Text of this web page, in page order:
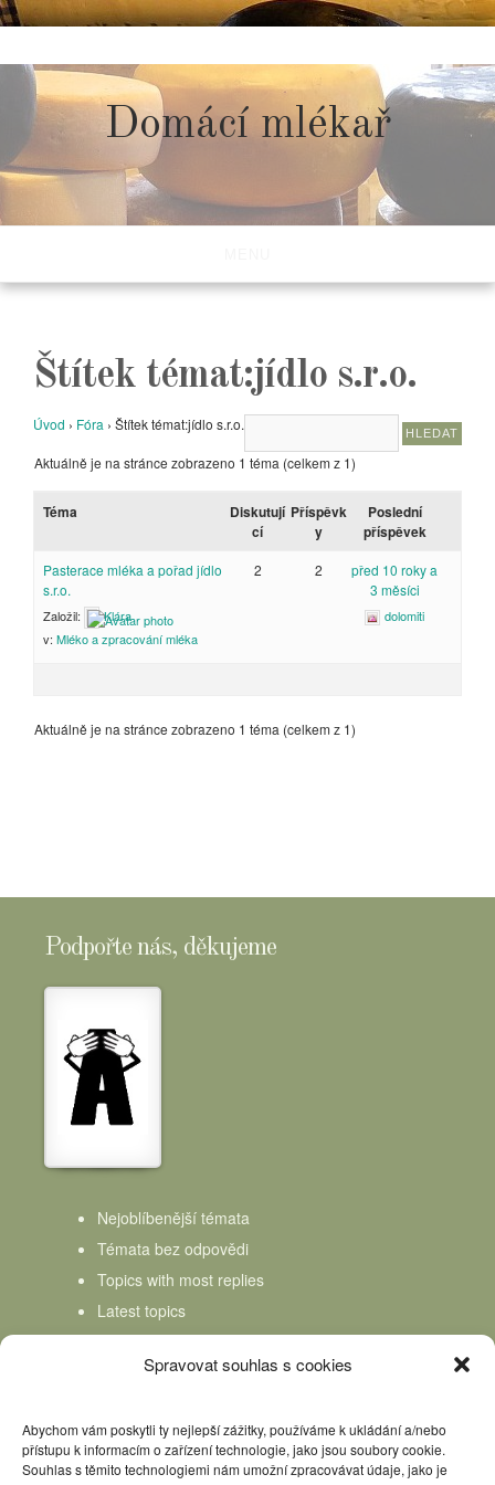
Spravovat souhlas s cookies
Abychom vám poskytli ty nejlepší zážitky, používáme k ukládání a/nebo
přístupu k informacím o zařízení technologie, jako jsou soubory cookie.
Souhlas s těmito technologiemi nám umožní zpracovávat údaje, jako je
to
content
Domácí mlékař
Štítek témat:jídlo s.r.o.
Úvod › Fóra › Štítek témat:jídlo s.r.o.
Aktuálně je na stránce zobrazeno 1 téma (celkem z 1)
Téma
Diskutují
cí
Příspěvk
y
Poslední
příspěvek
Pasterace mléka a pořad jídlo
s.r.o.
Založil:
Klára
v: Mléko a zpracování mléka
2 2
před 10 roky a
3 měsíci
dolomiti
Aktuálně je na stránce zobrazeno 1 téma (celkem z 1)
Podpořte nás, děkujeme
Nejoblíbenější témata
Témata bez odpovědi
Topics with most replies
Latest topics
Topics Freshness